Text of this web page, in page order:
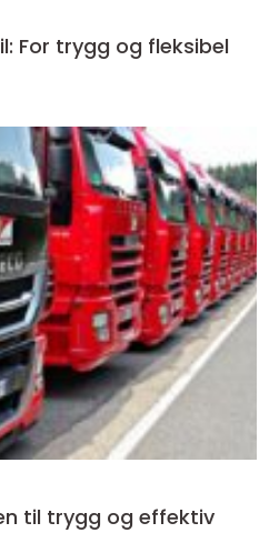
For trygg og fleksibel